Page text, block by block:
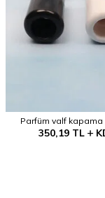
Parfüm valf kapama
350,19TL